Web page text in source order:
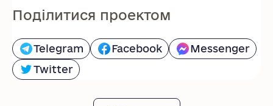
Поділитися проектом
Telegram Facebook
Messenger
Twitter